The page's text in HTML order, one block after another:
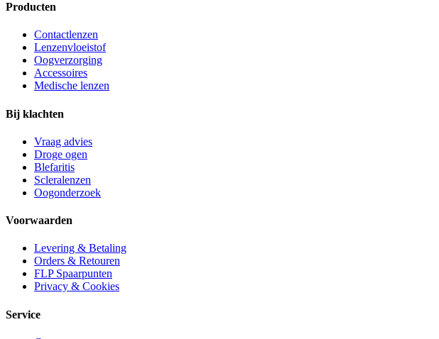
Producten
Contactlenzen
Lenzenvloeistof
Oogverzorging
Accessoires
Medische lenzen
Bij klachten
Vraag advies
Droge ogen
Blefaritis
Scleralenzen
Oogonderzoek
Voorwaarden
Levering & Betaling
Orders & Retouren
FLP Spaarpunten
Privacy & Cookies
Service